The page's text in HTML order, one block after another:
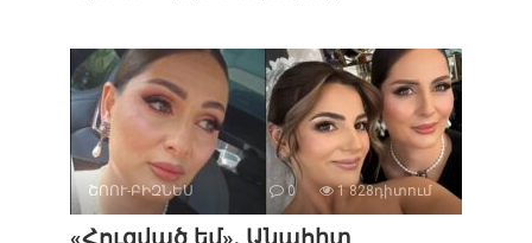
ՇՈՈՒ-ԲԻԶՆԵՍ 0 1 828դիտում